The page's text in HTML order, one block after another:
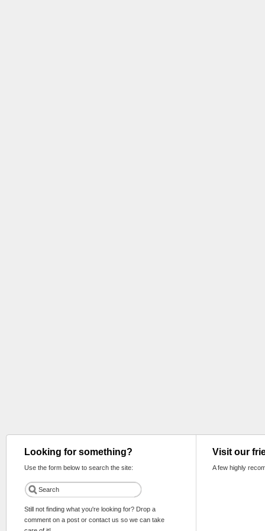
Looking for something?
Use the form below to search the site:
Still not finding what you're looking for? Drop a
comment on a post or contact us so we can take
Visit our
A few highly